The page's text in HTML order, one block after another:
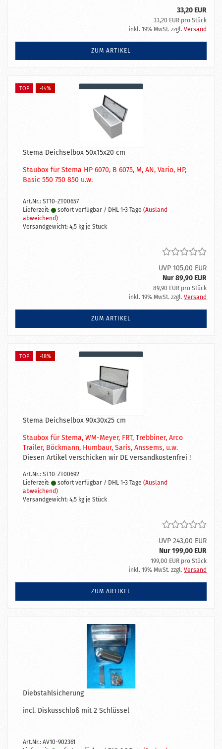
33,20 EUR
33,20 EUR pro Stück
inkl. 19% MwSt. zzgl. Versand
ZUM ARTIKEL
TOP -14%
Stema Deichselbox 50x15x20 cm
Staubox für Stema HP 6070, B 6075, M, AN, Vario, HP,
Basic 550 750 850 u.w.
Art.Nr.: ST10-ZT00657
Lieferzeit:
sofort verfügbar / DHL 1-3 Tage (Ausland
abweichend)
Versandgewicht: 4,5 kg je Stück
UVP 105,00 EUR
Nur 89,90 EUR
89,90 EUR pro Stück
inkl. 19% MwSt. zzgl. Versand
ZUM ARTIKEL
TOP -18%
Stema Deichselbox 90x30x25 cm
Staubox für Stema, WM-Meyer, FRT, Trebbiner, Arco
Trailer, Böckmann, Humbaur, Saris, Anssems, u.w.
Diesen Artikel verschicken wir DE versandkostenfrei !
Art.Nr.: ST10-ZT00692
Lieferzeit:
sofort verfügbar / DHL 1-3 Tage (Ausland
abweichend)
Versandgewicht: 4,5 kg je Stück
UVP 243,00 EUR
Nur 199,00 EUR
199,00 EUR pro Stück
inkl. 19% MwSt. zzgl. Versand
ZUM ARTIKEL
Diebstahlsicherung
incl. Diskusschloß mit 2 Schlüssel
Art.Nr.: AV10-902361